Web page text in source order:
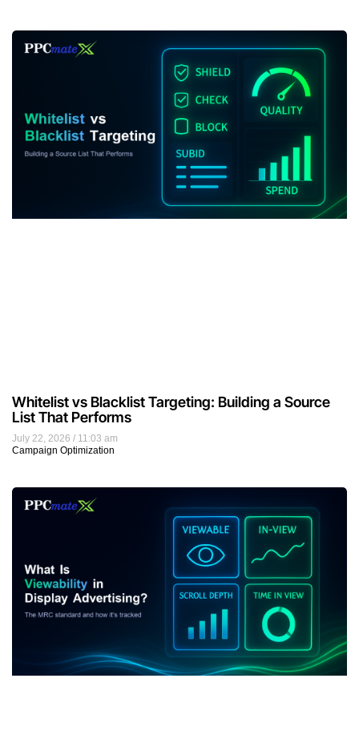
July 22, 2026
11:03 am
Campaign Optimization
Whitelist vs Blacklist Targeting: Building a Source
List That Performs